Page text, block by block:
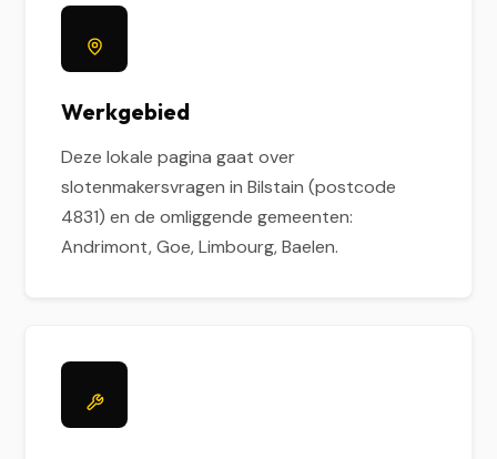
Werkgebied
Deze lokale pagina gaat over
slotenmakersvragen in Bilstain (postcode
4831) en de omliggende gemeenten:
Andrimont, Goe, Limbourg, Baelen.